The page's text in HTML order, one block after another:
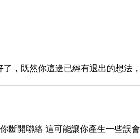
，既然你這邊已經有退出的想法
斷開聯絡 這可能讓你產生一些誤